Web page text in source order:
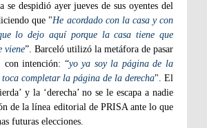
se despidió ayer jueves de sus oyentes del
que "He acordado con la casa y con
lo dejo aquí porque la casa tiene que
viene”. Barceló utilizó la metáfora de pasar
con intención: “yo ya soy la página de la
completar la página de la derecha". El
y la ‘derecha’ no se le escapa a nadie
de la línea editorial de PRISA ante lo que
futuras elecciones.